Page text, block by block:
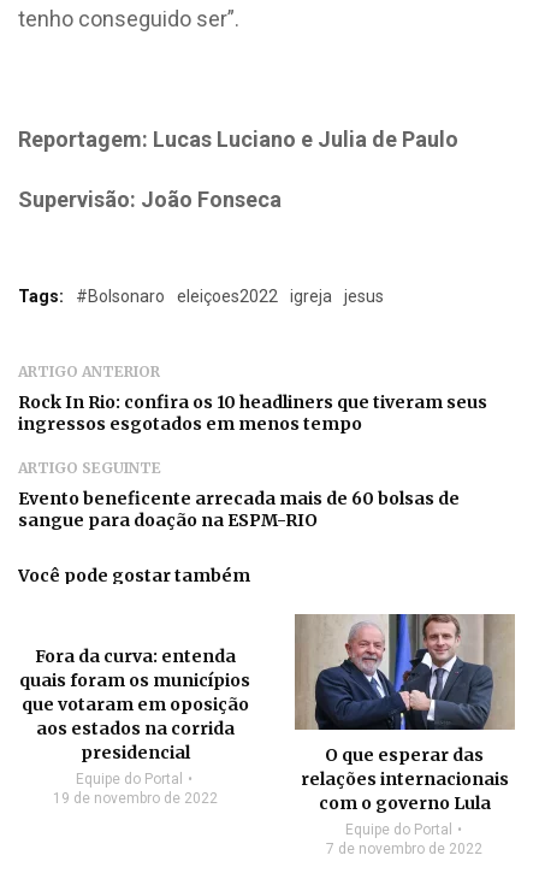
tenho conseguido ser”.
Reportagem: Lucas Luciano e Julia de Paulo
Supervisão: João Fonseca
Tags: #Bolsonaro eleiçoes2022 igreja jesus
ARTIGO ANTERIOR
Rock In Rio: confira os 10 headliners que tiveram seus
ingressos esgotados em menos tempo
ARTIGO SEGUINTE
Evento beneficente arrecada mais de 60 bolsas de
sangue para doação na ESPM-RIO
Você pode gostar também
Fora da curva: entenda
quais foram os municípios
que votaram em oposição
aos estados na corrida
presidencial
Equipe do Portal
19 de novembro de 2022
O que esperar das
relações internacionais
com o governo Lula
Equipe do Portal
7 de novembro de 2022